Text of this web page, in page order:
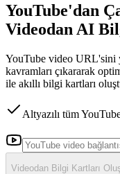
YouTube'dan
Videodan AI
YouTube video URL'sini
kavramları çıkararak
ile akıllı bilgi kartları
Altyazılı tüm
Videodan Bilgi Kartları